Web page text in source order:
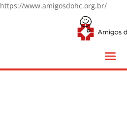
https://www.amigosdohc.org.br/